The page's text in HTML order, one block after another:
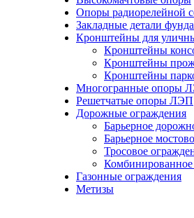
Опоры радиорелейной
Закладные детали
Кронштейны для
Кронштейны
Кронштейны
Кронштейны
Многогранные опоры
Решетчатые опоры ЛЭП
Дорожные ограждения
Барьерное
Барьерное
Тросовое
Газонные ограждения
Метизы